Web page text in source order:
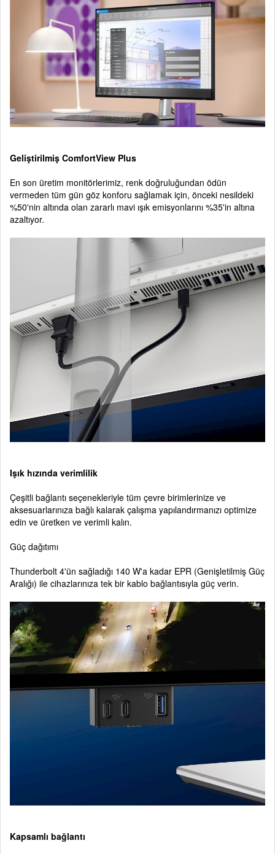
Geliştirilmiş ComfortView Plus
En son üretim monitörlerimiz, renk doğruluğundan ödün
vermeden tüm gün göz konforu sağlamak için, önceki nesildeki
%50'nin altında olan zararlı mavi ışık emisyonlarını %35'in altına
azaltıyor.
Işık hızında verimlilik
Çeşitli bağlantı seçenekleriyle tüm çevre birimlerinize ve
aksesuarlarınıza bağlı kalarak çalışma yapılandırmanızı optimize
edin ve üretken ve verimli kalın.
Güç dağıtımı
Thunderbolt 4'ün sağladığı 140 W'a kadar EPR (Genişletilmiş Güç
Aralığı) ile cihazlarınıza tek bir kablo bağlantısıyla güç verin.
Kapsamlı bağlantı